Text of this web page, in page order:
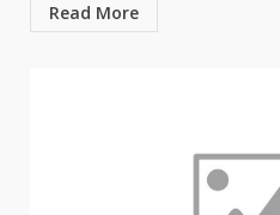
Read More